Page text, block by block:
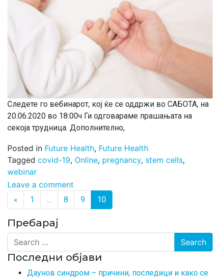
Следете го вебинарот, кој ќе се оддржи во САБОТА, на
20.06.2020 во 18:00ч Ги одговараме прашањата на
секоја трудница. Дополнително,
Posted in Future Health, Future Health
Tagged covid-19, Online, pregnancy, stem cells,
webinar
Leave a comment
Posts navigation
« 1 … 8 9 10
Пребарај
Search
Последни објави
Даунов синдром – причини, последици и како се